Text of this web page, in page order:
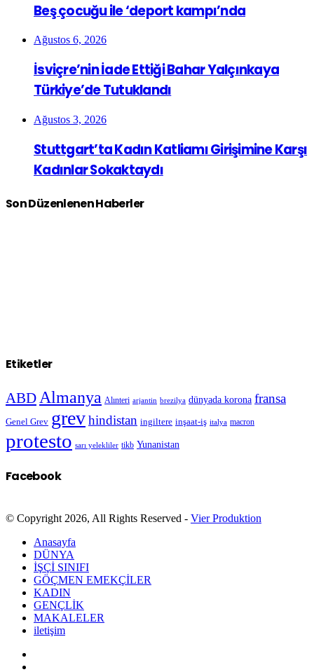
Beş çocuğu ile ‘deport kampı’nda
Ağustos 6, 2026
İsviçre’nin İade Ettiği Bahar Yalçınkaya
Türkiye’de Tutuklandı
Ağustos 3, 2026
Stuttgart’ta Kadın Katliamı Girişimine Karşı
Kadınlar Sokaktaydı
Son Düzenlenen Haberler
Etiketler
ABD Almanya Alınteri arjantin brezilya dünyada korona fransa
Genel Grev grevhindistan ingiltere inşaat-iş italya macron
protesto sarı yelekliler tikb Yunanistan
Facebook
© Copyright 2026, All Rights Reserved - Vier Produktion
Anasayfa
DÜNYA
İŞÇİ SINIFI
GÖÇMEN EMEKÇİLER
KADIN
GENÇLİK
MAKALELER
iletişim